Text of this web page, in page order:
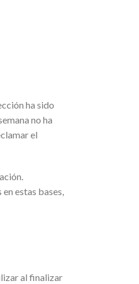
ha sido
no ha
el
estas bases,
al finalizar